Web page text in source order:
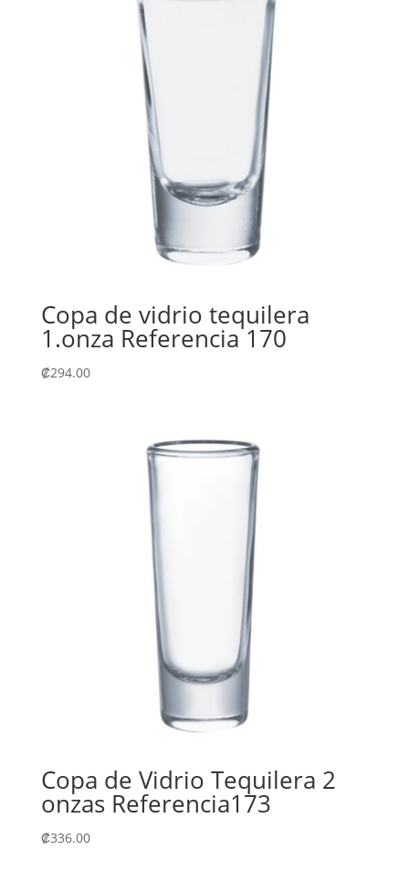
Copa de vidrio tequilera
1.onza Referencia 170
₡294.00
Copa de Vidrio Tequilera 2
onzas Referencia173
₡336.00